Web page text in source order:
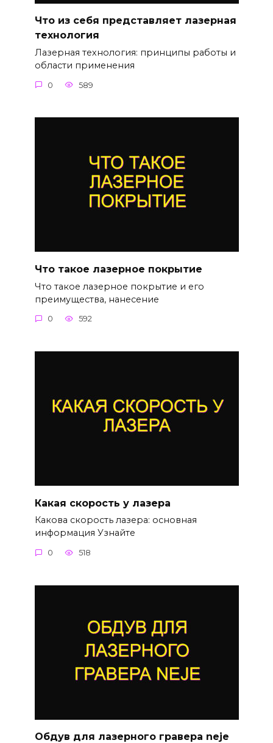
Что из себя представляет лазерная
технология
Лазерная технология: принципы работы и
области применения
0 589
Что такое лазерное покрытие
Что такое лазерное покрытие и его
преимущества, нанесение
0 592
Какая скорость у лазера
Какова скорость лазера: основная
информация Узнайте
0 518
Обдув для лазерного гравера neje